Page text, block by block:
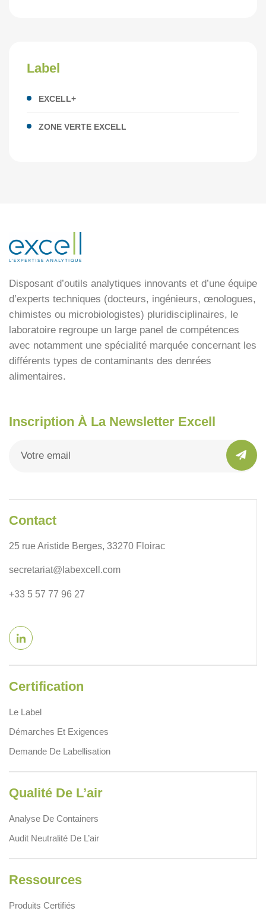
Label
EXCELL+
ZONE VERTE EXCELL
Disposant d’outils analytiques innovants et d’une équipe
d’experts techniques (docteurs, ingénieurs, œnologues,
chimistes ou microbiologistes) pluridisciplinaires, le
laboratoire regroupe un large panel de compétences
avec notamment une spécialité marquée concernant les
différents types de contaminants des denrées
alimentaires.
Inscription À La Newsletter Excell
Contact
25 rue Aristide Berges, 33270 Floirac
secretariat@labexcell.com
+33 5 57 77 96 27
Certification
Le Label
Démarches Et Exigences
Demande De Labellisation
Qualité De L’air
Analyse De Containers
Audit Neutralité De L’air
Ressources
Produits Certifiés